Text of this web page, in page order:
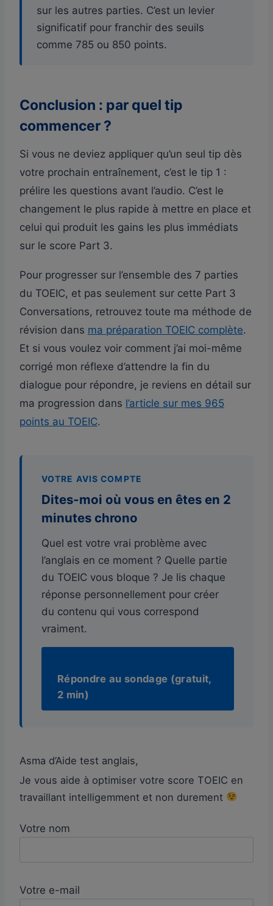
sur les autres parties. C’est un levier
significatif pour franchir des seuils
comme 785 ou 850 points.
Conclusion : par quel tip
commencer ?
Si vous ne deviez appliquer qu’un seul tip dès
votre prochain entraînement, c’est le tip 1 :
prélire les questions avant l’audio. C’est le
changement le plus rapide à mettre en place et
celui qui produit les gains les plus immédiats
sur le score Part 3.
Pour progresser sur l’ensemble des 7 parties
du TOEIC, et pas seulement sur cette Part 3
Conversations, retrouvez toute ma méthode de
révision dans ma préparation TOEIC complète.
Et si vous voulez voir comment j’ai moi-même
corrigé mon réflexe d’attendre la fin du
dialogue pour répondre, je reviens en détail sur
ma progression dans l’article sur mes 965
points au TOEIC.
VOTRE AVIS COMPTE
Dites-moi où vous en êtes en 2
minutes chrono
Quel est votre vrai problème avec
l’anglais en ce moment ? Quelle partie
du TOEIC vous bloque ? Je lis chaque
réponse personnellement pour créer
du contenu qui vous correspond
vraiment.
Répondre au sondage (gratuit,
2 min)
Asma d’Aide test anglais,
Je vous aide à optimiser votre score TOEIC en
travaillant intelligemment et non durement
Votre nom
Votre e-mail